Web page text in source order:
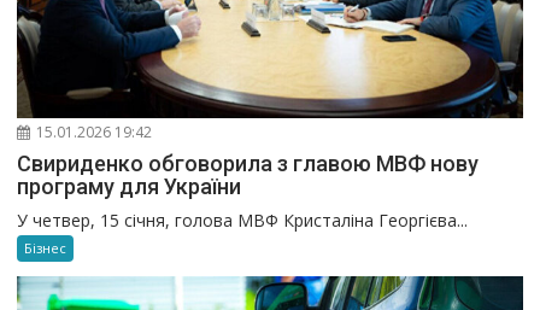
15.01.2026 19:42
Свириденко обговорила з главою МВФ нову
програму для України
У четвер, 15 січня, голова МВФ Кристаліна Георгієва...
Бізнес